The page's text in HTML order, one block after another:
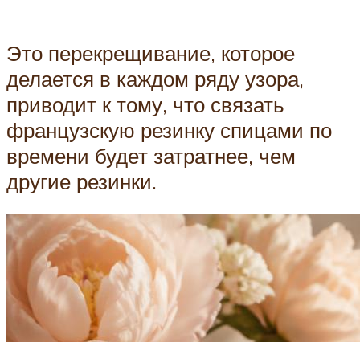
Это перекрещивание, которое
делается в каждом ряду узора,
приводит к тому, что связать
французскую резинку спицами по
времени будет затратнее, чем
другие резинки.